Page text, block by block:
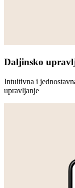
Daljinsko
Intuitivna i
upravljanje